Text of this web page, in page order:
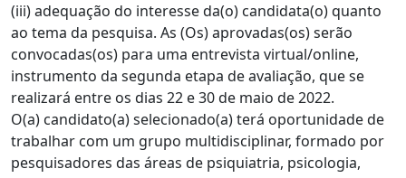
(iii) adequação do interesse da(o) candidata(o) quanto
ao tema da pesquisa. As (Os) aprovadas(os) serão
convocadas(os) para uma entrevista virtual/online,
instrumento da segunda etapa de avaliação, que se
realizará entre os dias 22 e 30 de maio de 2022.
O(a) candidato(a) selecionado(a) terá oportunidade de
trabalhar com um grupo multidisciplinar, formado por
pesquisadores das áreas de psiquiatria, psicologia,